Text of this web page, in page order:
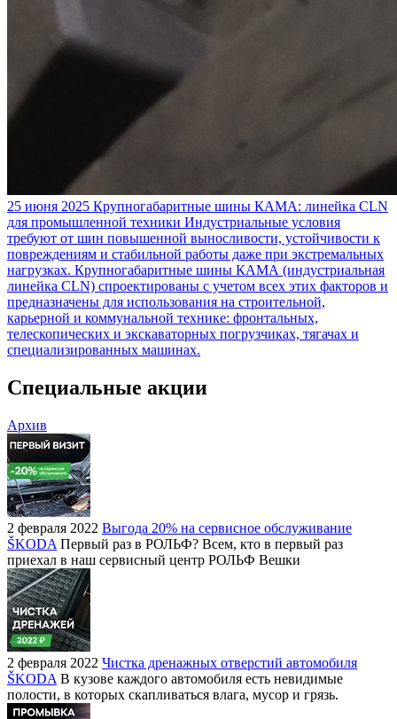
25 июня 2025 Крупногабаритные шины КАМА: линейка CLN
для промышленной техники Индустриальные условия
требуют от шин повышенной выносливости, устойчивости к
повреждениям и стабильной работы даже при экстремальных
нагрузках. Крупногабаритные шины КАМА (индустриальная
линейка CLN) спроектированы с учетом всех этих факторов и
предназначены для использования на строительной,
карьерной и коммунальной технике: фронтальных,
телескопических и экскаваторных погрузчиках, тягачах и
специализированных машинах.
Специальные акции
Архив
2 февраля 2022 Выгода 20% на сервисное обслуживание
ŠKODA Первый раз в РОЛЬФ? Всем, кто в первый раз
приехал в наш сервисный центр РОЛЬФ Вешки
2 февраля 2022 Чистка дренажных отверстий автомобиля
ŠKODA В кузове каждого автомобиля есть невидимые
полости, в которых скапливаться влага, мусор и грязь.